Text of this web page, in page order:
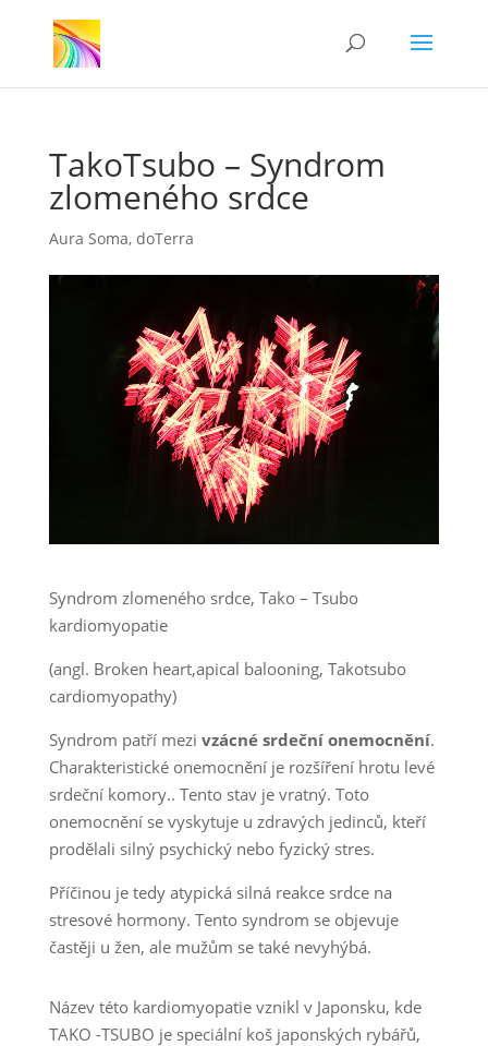
TakoTsubo – Syndrom
zlomeného srdce
Aura Soma, doTerra
Syndrom zlomeného srdce, Tako – Tsubo
kardiomyopatie
(angl. Broken heart,apical balooning, Takotsubo
cardiomyopathy)
Syndrom patří mezi vzácné srdeční onemocnění.
Charakteristické onemocnění je rozšíření hrotu levé
srdeční komory.. Tento stav je vratný. Toto
onemocnění se vyskytuje u zdravých jedinců, kteří
prodělali silný psychický nebo fyzický stres.
Příčinou je tedy atypická silná reakce srdce na
stresové hormony. Tento syndrom se objevuje
častěji u žen, ale mužům se také nevyhýbá.
Název této kardiomyopatie vznikl v Japonsku, kde
TAKO -TSUBO je speciální koš japonských rybářů,